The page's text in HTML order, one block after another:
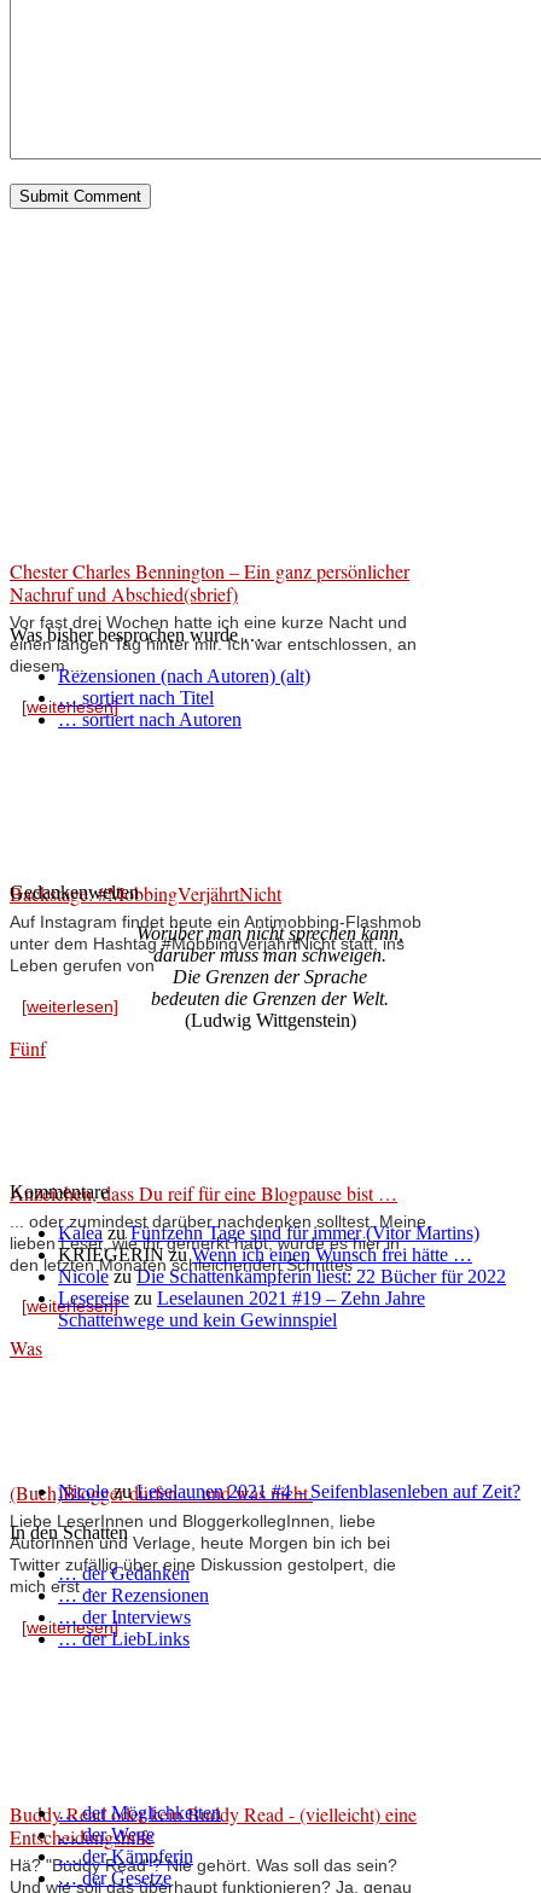
Chester Charles Bennington – Ein ganz persönlicher
Nachruf und Abschied(sbrief)
Vor fast drei Wochen hatte ich eine kurze Nacht und
einen langen Tag hinter mir. Ich war entschlossen, an
diesem ...
[weiterlesen]
Backstage: #MobbingVerjährtNicht
Auf Instagram findet heute ein Antimobbing-Flashmob
unter dem Hashtag #MobbingVerjährtNicht statt, ins
Leben gerufen von
[weiterlesen]
Fünf
Anzeichen, dass Du reif für eine Blogpause bist …
... oder zumindest darüber nachdenken solltest. Meine
lieben Leser, wie ihr gemerkt habt, wurde es hier in
den letzten Monaten schleichenden Schrittes ...
[weiterlesen]
Was
(Buch)Blogger dürfen ... und was nicht.
Liebe LeserInnen und BloggerkollegInnen, liebe
AutorInnen und Verlage, heute Morgen bin ich bei
Twitter zufällig über eine Diskussion gestolpert, die
mich erst ...
[weiterlesen]
Buddy Read oder kein Buddy Read - (vielleicht) eine
Entscheidungshilfe
Hä? "Buddy Read"? Nie gehört. Was soll das sein?
Und wie soll das überhaupt funktionieren? Ja, genau
Was bisher besprochen wurde …
Rezensionen (nach Autoren) (alt)
… sortiert nach Titel
… sortiert nach Autoren
Gedankenwelten
Worüber man nicht sprechen kann,
darüber muss man schweigen.
Die Grenzen der Sprache
bedeuten die Grenzen der Welt.
(Ludwig Wittgenstein)
Kommentare
KaleazuFünfzehn Tage sind für immer (Vitor Martins)
KRIEGERIN zuWenn ich einen Wunsch frei hätte …
NicolezuDie Schattenkämpferin liest: 22 Bücher für 2022
Lesereise zu Leselaunen 2021 #19 – Zehn Jahre
Schattenwege und kein Gewinnspiel
NicolezuLeselaunen 2021 #4 – Seifenblasenleben auf Zeit?
In den Schatten
… der Gedanken
… der Rezensionen
… der Interviews
… der LiebLinks
… der Möglichkeiten
… der Wege
… der Kämpferin
… der Gesetze